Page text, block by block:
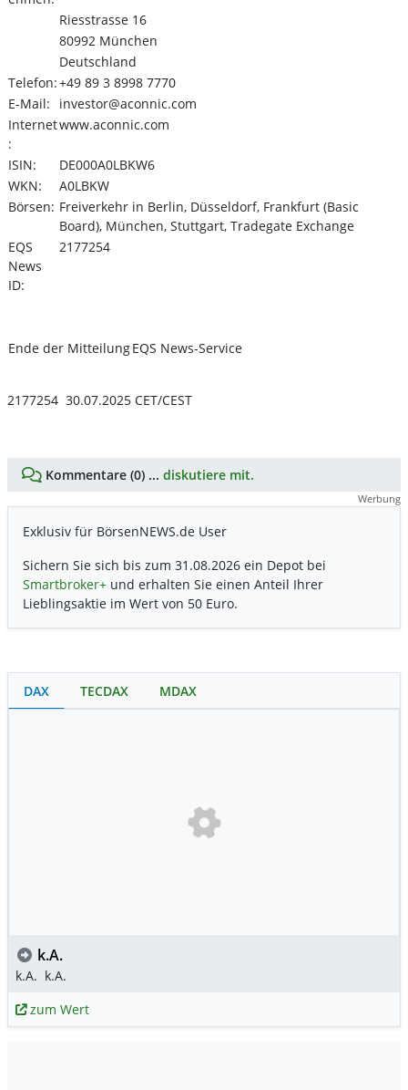
Riesstrasse 16
80992 München
Deutschland
Telefon:+49 89 3 8998 7770
E-Mail:
investor@aconnic.com
Internet
:
www.aconnic.com
ISIN:
DE000A0LBKW6
WKN:
A0LBKW
Börsen: Freiverkehr in Berlin, Düsseldorf, Frankfurt (Basic
Board), München, Stuttgart, Tradegate Exchange
EQS
News
ID:
2177254
Ende der MitteilungEQS News-Service
2177254 30.07.2025 CET/CEST
Kommentare (0) ... diskutiere mit.
Werbung
Exklusiv für BörsenNEWS.de User
Sichern Sie sich bis zum 31.08.2026 ein Depot bei
Smartbroker+ und erhalten Sie einen Anteil Ihrer
Lieblingsaktie im Wert von 50 Euro.
DAX TECDAX MDAX
k.A.
k.A. k.A.
zum Wert